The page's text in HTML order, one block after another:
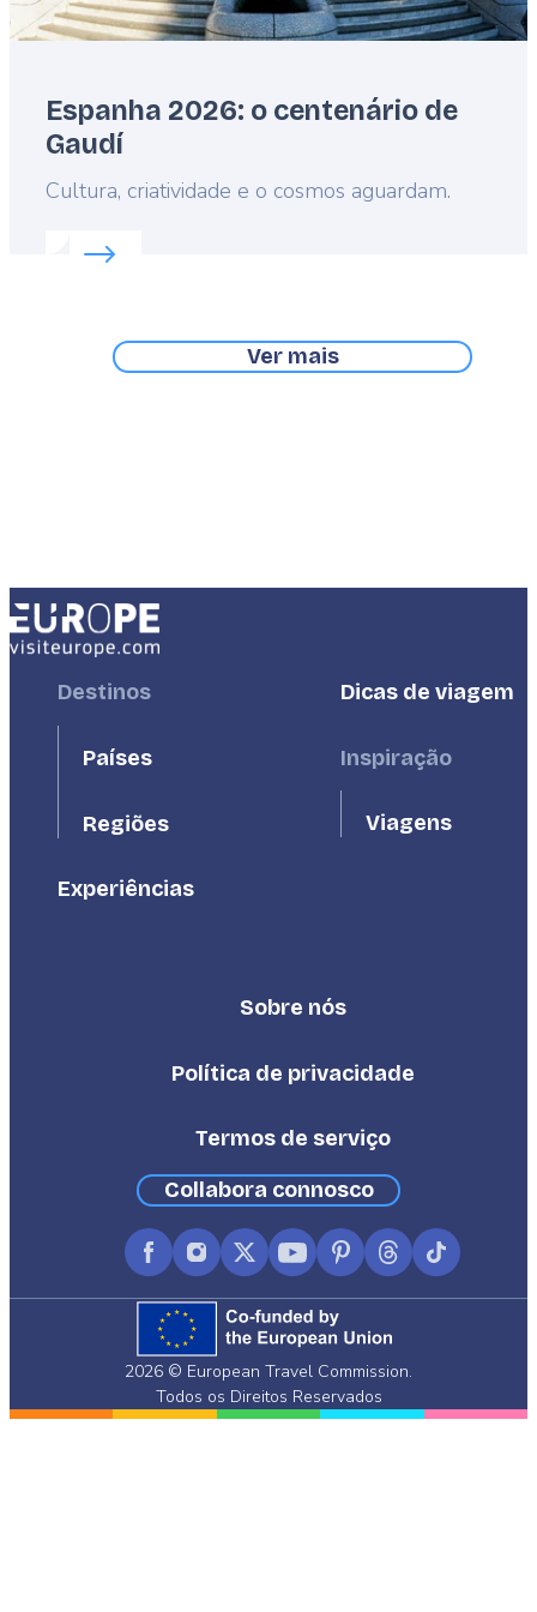
Espanha 2026: o centenário de
Gaudí
Lead
Cultura, criatividade e o cosmos aguardam.
Read more about:
Ver mais
FooterDestinos
Países
Regiões
Experiências
FooterDicas de viagem
Inspiração
Viagens
Footer
Sobre nós
Política de privacidade
Termos de serviço
Collabora connosco
FacebookInstagram
X
(formerly
Twitter)
YouTubePinterest
ThreadsTikTok
2026 © European Travel Commission.
Todos os Direitos Reservados